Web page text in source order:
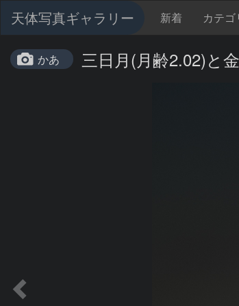
天体写真ギャラリー 新着 カテゴ
かあ 三日月(月齢2.02)と